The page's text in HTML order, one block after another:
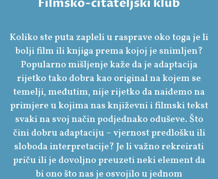
Koliko ste puta zapleli u rasprave oko toga je li
bolji film ili knjiga prema kojoj je snimljen?
Popularno mišljenje kaže da je adaptacija
rijetko tako dobra kao original na kojem se
temelji, međutim, nije rijetko da naiđemo na
primjere u kojima nas književni i filmski tekst
svaki na svoj način podjednako oduševe. Što
čini dobru adaptaciju – vjernost predlošku ili
sloboda interpretacije? Je li važno rekreirati
priču ili je dovoljno preuzeti neki element da
bi ono što nas je osvojilo u jednom